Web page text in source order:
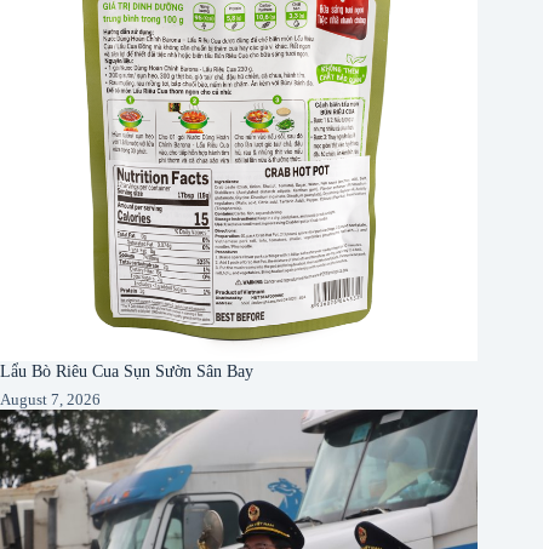
Lẩu Bò Riêu Cua Sụn Sườn Sân Bay
August 7, 2026